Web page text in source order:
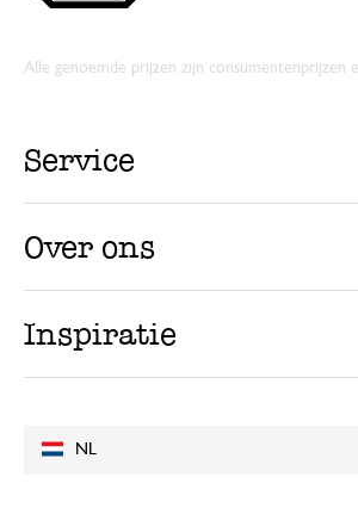
NL
Alle genoemde prijzen zijn consumentenprijzen
Service
Over ons
Inspiratie